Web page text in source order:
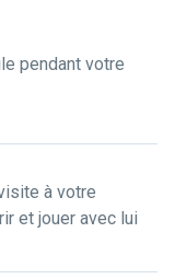
pendant votre
à votre
et jouer avec lui